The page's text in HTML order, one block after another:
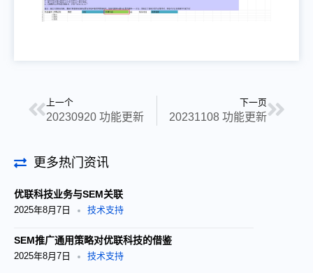
上一个
20230920 功能更新
下一页
20231108 功能更新
更多热门资讯
优联科技业务与SEM关联
2025年8月7日 技术支持
SEM推广通用策略对优联科技的借鉴
2025年8月7日 技术支持